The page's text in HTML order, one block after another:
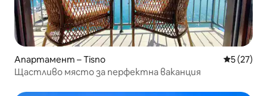
Апартамент – Tisno Средна
5 (27)
Щастливо място за перфектна ваканция